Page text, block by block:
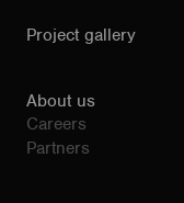
Project gallery
About us
Careers
Partners